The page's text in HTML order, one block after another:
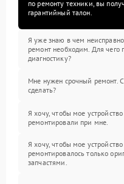
по ремонту техники, вы
гарантийный талон.
Я уже знаю в чем
ремонт необходим. Для чего
диагностику?
Мне нужен срочный ремонт.
сделать?
Я хочу, чтобы мое устройство
ремонтировали при мне.
Я хочу, чтобы мое устройство
ремонтировалось только
запчастями.